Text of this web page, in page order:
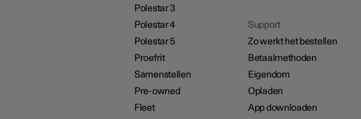
Polestar 3
Polestar 4
Polestar 5
Proefrit
Samenstellen
Pre-owned
Fleet
Support
Zo werkt het bestellen
Betaalmethoden
Eigendom
Opladen
App downloaden